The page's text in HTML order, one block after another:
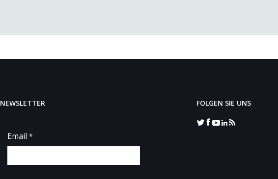
NEWSLETTER FOLGEN SIE UNS